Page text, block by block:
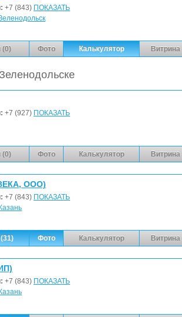
+7 (843) ПОКАЗАТЬ
(0) Фото Калькулятор Витрина
+7 (927) ПОКАЗАТЬ
(0) Фото Калькулятор Витрина
ООО)
+7 (843) ПОКАЗАТЬ
Фото Калькулятор Витрина
+7 (843) ПОКАЗАТЬ